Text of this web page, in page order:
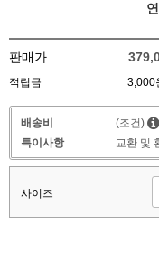
판매가
적립금 3,000
배송비
(조건)
특이사항
교환 및
사이즈